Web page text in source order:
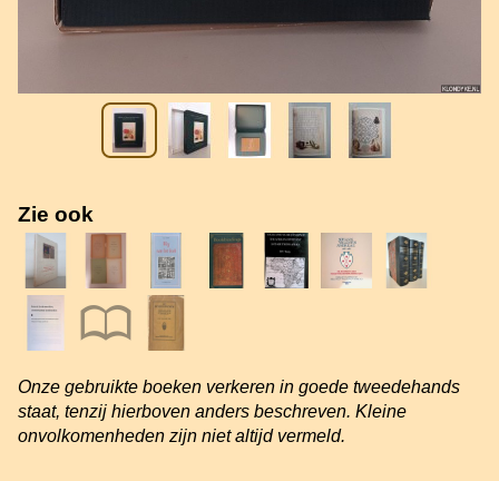
Zie ook
Onze gebruikte boeken verkeren in goede tweedehands
staat, tenzij hierboven anders beschreven. Kleine
onvolkomenheden zijn niet altijd vermeld.